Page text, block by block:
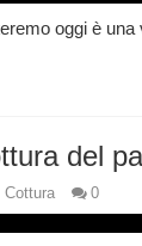
oggi è
del
Cottura 0